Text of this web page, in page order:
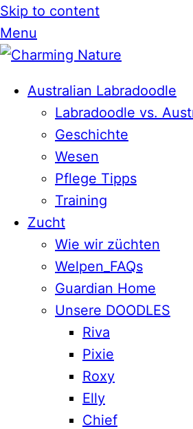
Skip to content
Menu
Australian Labradoodle
Labradoodle vs.
Geschichte
Wesen
Pflege Tipps
Training
Zucht
Wie wir züchten
Welpen_FAQs
Guardian Home
Unsere DOODLES
Riva
Pixie
Roxy
Elly
Chief